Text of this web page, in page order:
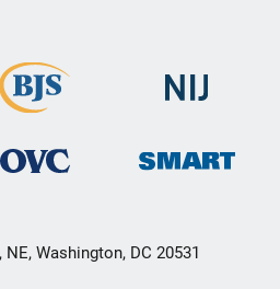
Washington, DC 20531